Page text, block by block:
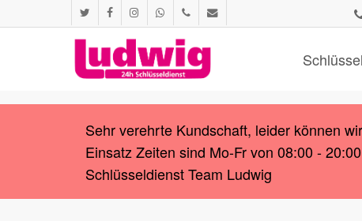
to
twitter facebookinstagramwhatsappphone email
Sehr verehrte Kundschaft, leider können
Einsatz Zeiten sind Mo-Fr von 08:00 -
Schlüsseldienst Team Ludwig